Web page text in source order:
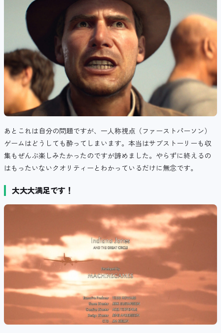
あとこれは自分の問題ですが、一人称視点（ファーストパーソン）
ゲームはどうしても酔ってしまいます。本当はサブストーリーも収
集もぜんぶ楽しみたかったのですが諦めました。やらずに終えるの
はもったいないクオリティーとわかっているだけに無念です。
大大大満足です！